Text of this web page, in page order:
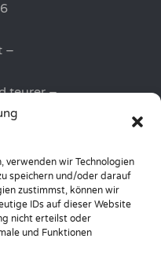
verwenden wir Technologien
speichern und/oder darauf
zustimmst, können wir
IDs auf dieser Website
nicht erteilst oder
und Funktionen
–
teurer –
EUR für die
–